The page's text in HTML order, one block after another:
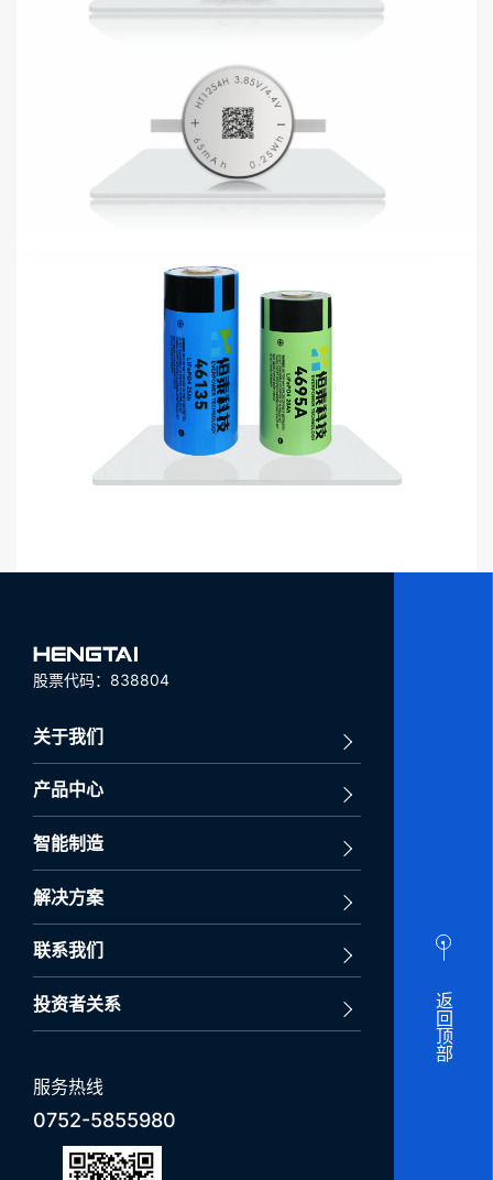
股票代码：838804
关于我们
产品中心
智能制造
解决方案
联系我们
投资者关系
服务热线
0752-5855980
返回顶部